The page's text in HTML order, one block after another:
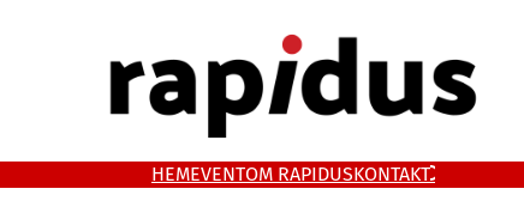
HEMEVENTOM RAPIDUSKONTAKT